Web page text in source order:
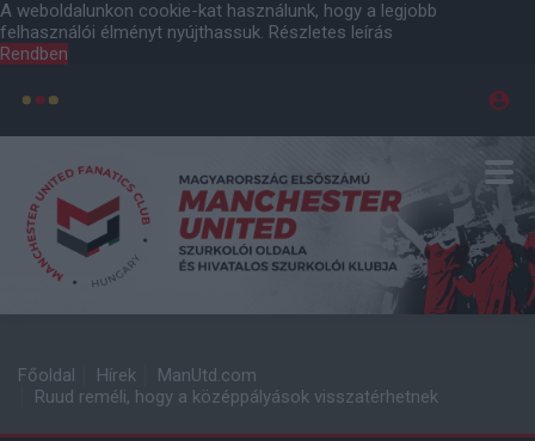
A weboldalunkon cookie-kat használunk, hogy a legjobb
felhasználói élményt nyújthassuk. Részletes leírás
Rendben
Főoldal Hírek
ManUtd.com
Ruud reméli, hogy a középpályások visszatérhetnek